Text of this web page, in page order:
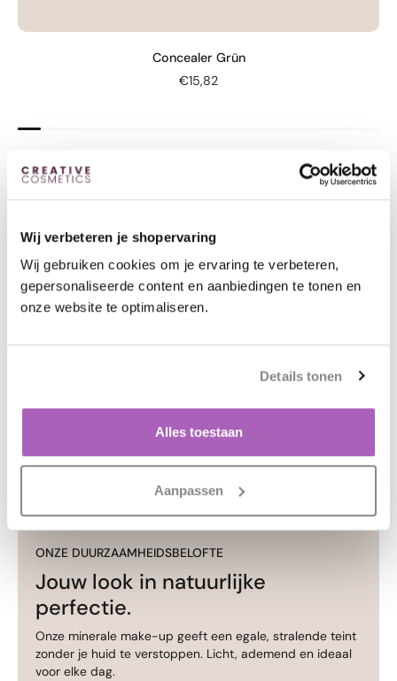
Wij verbeteren je shopervaring
Wij gebruiken cookies om je ervaring te verbeteren,
gepersonaliseerde content en aanbiedingen te tonen en
onze website te optimaliseren.
Details tonen
Alles toestaan
Aanpassen
Concealer Grün
€15,82
ONZE DUURZAAMHEIDSBELOFTE
Jouw look in natuurlijke
perfectie.
Onze minerale make-up geeft een egale, stralende teint
zonder je huid te verstoppen. Licht, ademend en ideaal
voor elke dag.